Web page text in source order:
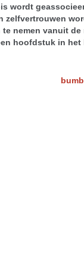
wordt
zelfvertrouwen
nemen vanuit
hoofdstuk in